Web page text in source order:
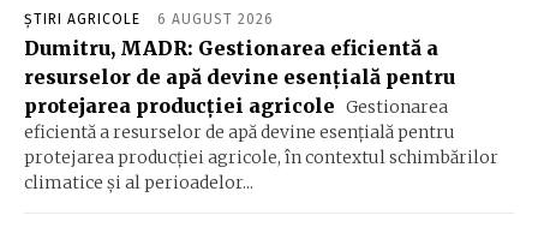
ȘTIRI AGRICOLE 6 AUGUST 2026
Dumitru, MADR: Gestionarea eficientă a
resurselor de apă devine esenţială pentru
protejarea producţiei agricole Gestionarea
eficientă a resurselor de apă devine esenţială pentru
protejarea producţiei agricole, în contextul schimbărilor
climatice şi al perioadelor...